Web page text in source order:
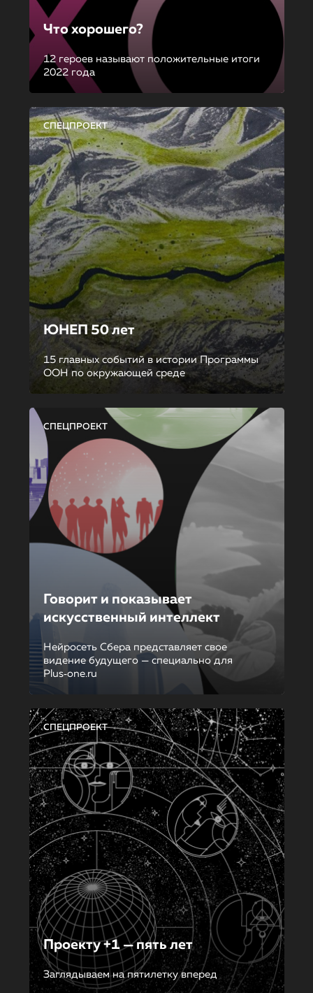
Что хорошего?
12 героев называют положительные итоги
2022 года
СПЕЦПРОЕКТ
ЮНЕП 50 лет
15 главных событий в истории Программы
ООН по окружающей среде
СПЕЦПРОЕКТ
Говорит и показывает
искусственный интеллект
Нейросеть Сбера представляет свое
видение будущего — специально для
Plus‑one.ru
СПЕЦПРОЕКТ
Проекту +1 — пять лет
Заглядываем на пятилетку вперед